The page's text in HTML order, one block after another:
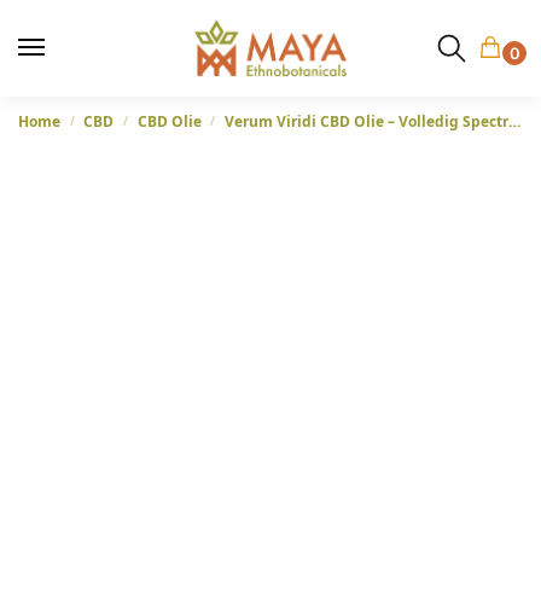
0
Home / CBD / CBD Olie / Verum Viridi CBD Olie – Volledig Spectrum 10% CBD – 10ml en 30ml